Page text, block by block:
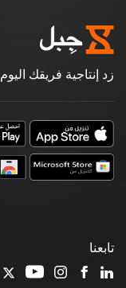
زد إنتاجية فريقك اليوم
تابعنا